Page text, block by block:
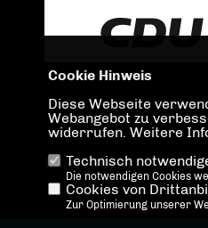
IMPRESSUM
Cookie Hinweis
Diese Webseite
Webangebot zu
widerrufen. Weitere
Technisch
Die notwendigen Cookies
Cookies von
Zur Optimierung unserer